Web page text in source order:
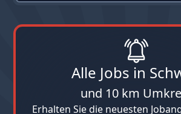
Alle Jobs in
und 10 km
Erhalten Sie die neuesten